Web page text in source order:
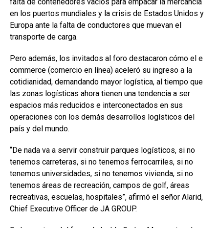
falta de contenedores vacíos para empacar la mercancía
en los puertos mundiales y la crisis de Estados Unidos y
Europa ante la falta de conductores que muevan el
transporte de carga.
Pero además, los invitados al foro destacaron cómo el e
commerce (comercio en línea) aceleró su ingreso a la
cotidianidad, demandando mayor logística, al tiempo que
las zonas logísticas ahora tienen una tendencia a ser
espacios más reducidos e interconectados en sus
operaciones con los demás desarrollos logísticos del
país y del mundo.
“De nada va a servir construir parques logísticos, si no
tenemos carreteras, si no tenemos ferrocarriles, si no
tenemos universidades, si no tenemos vivienda, si no
tenemos áreas de recreación, campos de golf, áreas
recreativas, escuelas, hospitales”, afirmó el señor Alarid,
Chief Executive Officer de JA GROUP.